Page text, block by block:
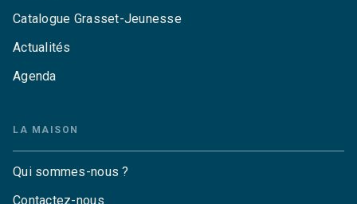
Catalogue Grasset-Jeunesse
Actualités
Agenda
LA MAISON
Qui sommes-nous ?
Contactez-nous